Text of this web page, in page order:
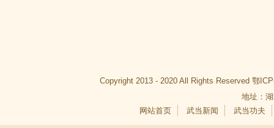
Copyright 2013 - 2020 All Rights Reserved 鄂
地址：
网站首页
武当新闻 武当功夫